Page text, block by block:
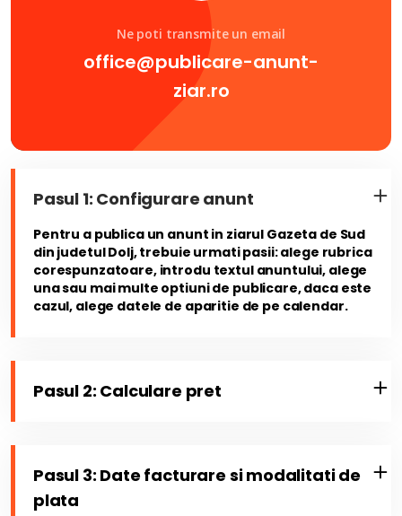
Ne poti transmite un email
office@publicare-anunt-
ziar.ro
Pasul 1: Configurare anunt
Pentru a publica un anunt in ziarul Gazeta de Sud
din judetul Dolj, trebuie urmati pasii: alege rubrica
corespunzatoare, introdu textul anuntului, alege
una sau mai multe optiuni de publicare, daca este
cazul, alege datele de aparitie de pe calendar.
Pasul 2: Calculare pret
Pasul 3: Date facturare si modalitati de
plata